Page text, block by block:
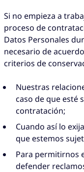
Si no empieza a
proceso de
Datos Personales
necesario de
criterios de
Nuestras
caso de que esté
contratación;
Cuando así lo
que estemos
Para permitirnos
defender